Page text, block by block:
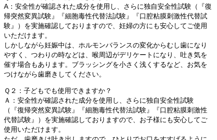
A：安全性が確認された成分を使用し、さらに独自安全性試験（『復
帰突然変異試験』『細胞毒性代替法試験』『口腔粘膜刺激性代替試
験』）を実施確認しておりますので、妊婦の方にも安心してご使用
いただけます。
しかしながら妊娠中は、ホルモンバランスの変化からむし歯になり
やすく、つわりの時などは、喉周辺がデリケートになり、吐き気を
催す場合もあります。ブラッシングを小さく浅くするなど、お気を
つけながら歯磨きしてください。
Ｑ２：子どもでも使用できますか？
Ａ：安全性が確認された成分を使用し、さらに独自安全性試験
（『復帰突然変異試験』『細胞毒性代替法試験』『口腔粘膜刺激性
代替試験』）を実施確認しておりますので、お子様にも安心してご
使用いただけます。